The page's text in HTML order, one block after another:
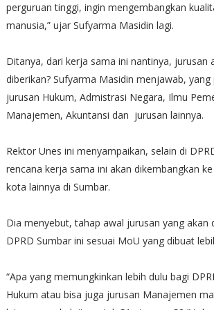
perguruan tinggi, ingin mengembangkan
manusia,” ujar Sufyarma Masidin lagi.
Ditanya, dari kerja sama ini nantinya, jurusan
diberikan? Sufyarma Masidin menjawab,
jurusan Hukum, Admistrasi Negara, Ilmu
Manajemen, Akuntansi dan jurusan lainnya.
Rektor Unes ini menyampaikan, selain di
rencana kerja sama ini akan dikembangkan
kota lainnya di Sumbar.
Dia menyebut, tahap awal jurusan yang akan
DPRD Sumbar ini sesuai MoU yang dibuat
“Apa yang memungkinkan lebih dulu bagi
Hukum atau bisa juga jurusan Manajemen